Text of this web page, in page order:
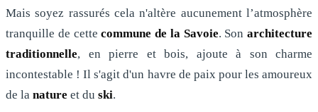
Mais soyez rassurés cela n'altère aucunement l’atmosphère
tranquille de cettecommune de la Savoie. Son architecture
traditionnelle, en pierre et bois, ajoute à son charme
incontestable ! Il s'agit d'un havre de paix pour les amoureux
de la nature et du ski.